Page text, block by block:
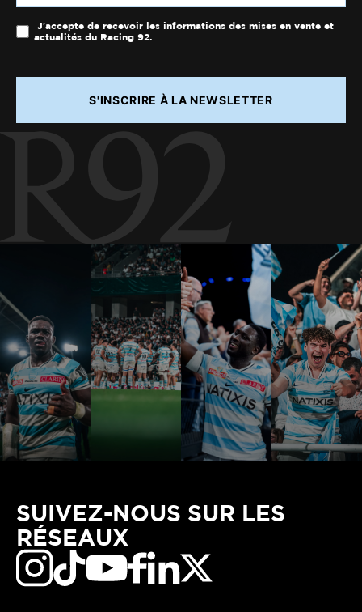
J'accepte de recevoir les informations des mises en vente et
actualités du Racing 92.
S'INSCRIRE À LA NEWSLETTER
SUIVEZ-NOUS SUR LES
RÉSEAUX